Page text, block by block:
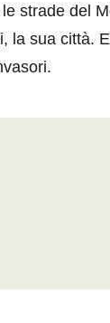
strade del
la sua città.